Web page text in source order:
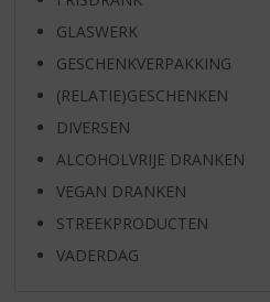
GLASWERK
GESCHENKVERPAKKING
(RELATIE)GESCHENKEN
DIVERSEN
ALCOHOLVRIJE DRANKEN
VEGAN DRANKEN
STREEKPRODUCTEN
VADERDAG